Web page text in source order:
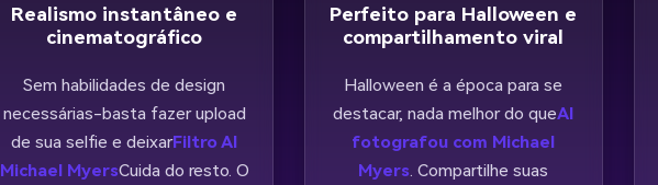
Realismo instantâneo e
cinematográfico
Sem habilidades de design
necessárias-basta fazer upload
de sua selfie e deixarFiltro AI
Michael MyersCuida do resto. O
Perfeito para Halloween e
compartilhamento viral
Halloween é a época para se
destacar, nada melhor do queAI
fotografou com Michael
Myers. Compartilhe suas